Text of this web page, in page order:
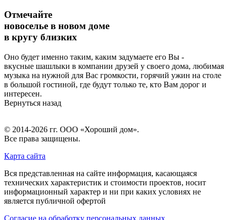
Отмечайте
новоселье в новом доме
в кругу близких
Оно будет именно таким, каким задумаете его Вы -
вкусные шашлыки в компании друзей у своего дома, любимая
музыка на нужной для Вас громкости, горячий ужин на столе
в большой гостиной, где будут только те, кто Вам дорог и
интересен.
Вернуться назад
© 2014-2026 гг. ООО «Хороший дом».
Все права защищены.
Карта сайта
Вся представленная на сайте информация, касающаяся
технических характеристик и стоимости проектов, носит
информационный характер и ни при каких условиях не
является публичной офертой
Согласие на обработку персональных данных